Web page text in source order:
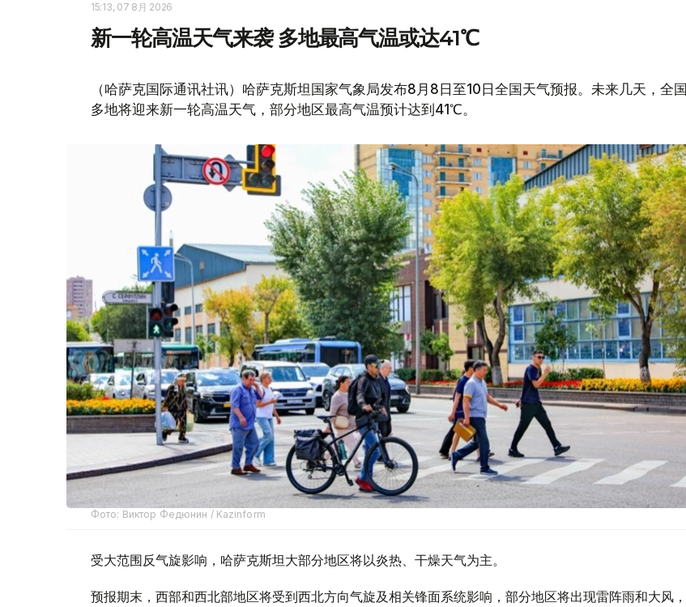
15:13, 07 8月 2026
新一轮高温天气来袭 多地最高气温或达41℃
（哈萨克国际通讯社讯）哈萨克斯坦国家气象局发布8月8日至10日全国天气预报。未来几天，全国
多地将迎来新一轮高温天气，部分地区最高气温预计达到41℃。
Фото: Виктор Федюнин / Kazinform
受大范围反气旋影响，哈萨克斯坦大部分地区将以炎热、干燥天气为主。
预报期末，西部和西北部地区将受到西北方向气旋及相关锋面系统影响，部分地区将出现雷阵雨和大风，